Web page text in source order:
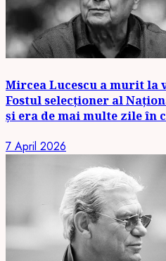
Mircea Lucescu a murit la
Fostul selecționer al
și era de mai multe zile în
7 April 2026